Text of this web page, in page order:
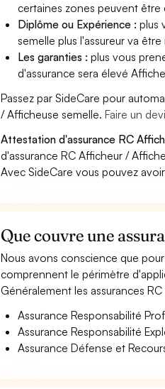
certaines zones peuvent être
Diplôme ou Expérience :plus
semelle plus l'assureur va
Les garanties :plus vous
d'assurance sera élevé
Passez par SideCare pour
/ Afficheuse semelle.Faire un
Attestation d'assurance RC
d'assurance RC Afficheur /
Avec SideCare vous pouvez
Que couvre une
Nous avons conscience que
comprennent le périmètre
Généralement les assurances
Assurance Responsabilité
Assurance Responsabilité
Assurance Défense et